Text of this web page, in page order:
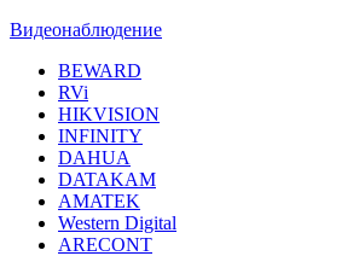
Видеонаблюдение
BEWARD
RVi
HIKVISION
INFINITY
DAHUA
DATAKAM
AMATEK
Western Digital
ARECONT